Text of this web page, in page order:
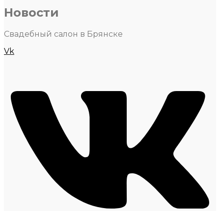
Новости
Свадебный салон в Брянске
Vk